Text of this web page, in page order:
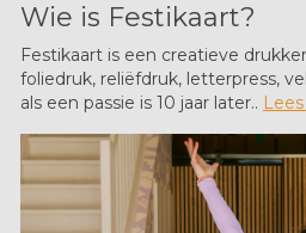
Wie is Festikaart?
Festikaart is een creatieve
foliedruk, reliëfdruk, letterpress,
als een passie is 10 jaar later..